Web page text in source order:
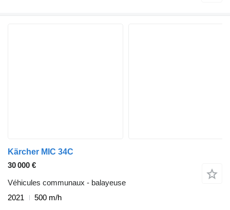
Kärcher MIC 34C
30 000 €
Véhicules communaux - balayeuse
2021
500 m/h